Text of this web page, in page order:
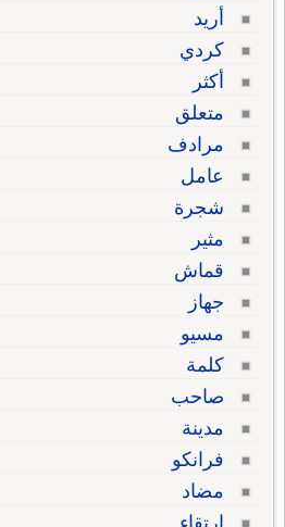
أريد
كردي
أكثر
متعلق
مرادف
عامل
شجرة
مثير
قماش
جهاز
مسيو
كلمة
صاحب
مدينة
فرانكو
مضاد